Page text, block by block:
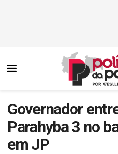
Governador
Parahyba 3 no
em JP